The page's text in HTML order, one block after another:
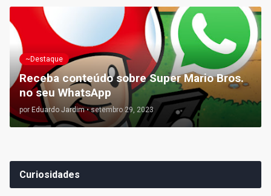
~Destaque
Receba conteúdo sobre Super Mario Bros.
no seu WhatsApp
por Eduardo Jardim • setembro 29, 2023
Curiosidades